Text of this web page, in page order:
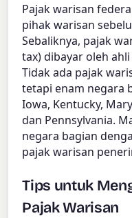
Pajak warisan
pihak warisan
Sebaliknya, pajak
tax) dibayar oleh
Tidak ada pajak
tetapi enam negara
Iowa, Kentucky,
dan Pennsylvania.
negara bagian
pajak warisan
Tips untuk
Pajak Warisan